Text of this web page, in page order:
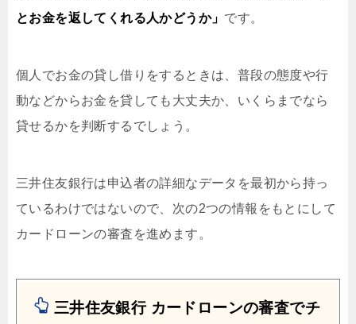
とお金を返してくれる人かどうか」 です。
個人でお金の貸し借りをするときは、普段の態度や行
動などからお金を貸しても大丈夫か、いくらまでなら
貸せるかを判断するでしょう。
三井住友銀行は申込者の詳細なデータを最初から持っ
ているわけではないので、次の2つの情報をもとにして
カードローンの審査を進めます。
三井住友銀行 カードローンの審査でチ